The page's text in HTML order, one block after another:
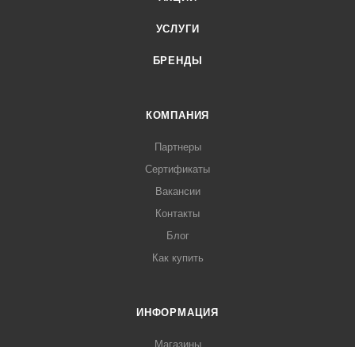
УСЛУГИ
БРЕНДЫ
КОМПАНИЯ
Партнеры
Сертификаты
Вакансии
Контакты
Блог
Как купить
ИНФОРМАЦИЯ
Магазины